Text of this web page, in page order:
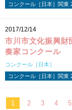
コンクール［日本］関東
2017/12/14
市川市文化振興財
奏家コンクール
コンクール［日本］
コンクール［日本］関東
1 2 3 4 5